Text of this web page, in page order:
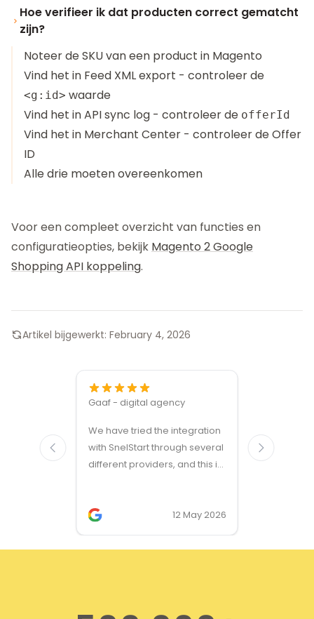
Hoe verifieer ik dat producten correct gematcht
zijn?
Noteer de SKU van een product in Magento
Vind het in Feed XML export - controleer de
<g:id> waarde
Vind het in API sync log - controleer de offerId
Vind het in Merchant Center - controleer de Offer
ID
Alle drie moeten overeenkomen
Voor een compleet overzicht van functies en
configuratieopties, bekijk Magento 2 Google
Shopping API koppeling.
Artikel bijgewerkt: February 4, 2026
Gaaf - digital agency
We have tried the integration
with SnelStart through several
different providers, and this is
two occasions, and it was
provided quickly and
professionally. We do
12 May 2026
modules